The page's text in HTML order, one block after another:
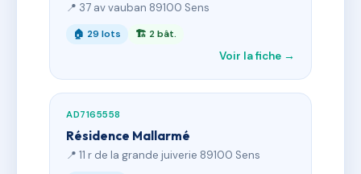
📍 37 av vauban 89100 Sens
🏠 29 lots 🏗 2 bât.
Voir la fiche →
AD7165558
Résidence Mallarmé
📍 11 r de la grande juiverie 89100 Sens